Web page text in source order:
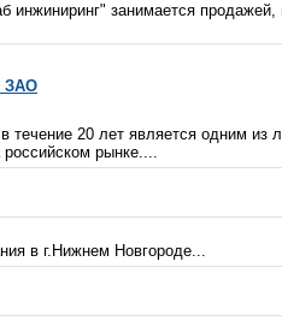
инжиниринг" занимается
ЗАО
20 лет является одним из
российском рынке....
в г.Нижнем Новгороде...